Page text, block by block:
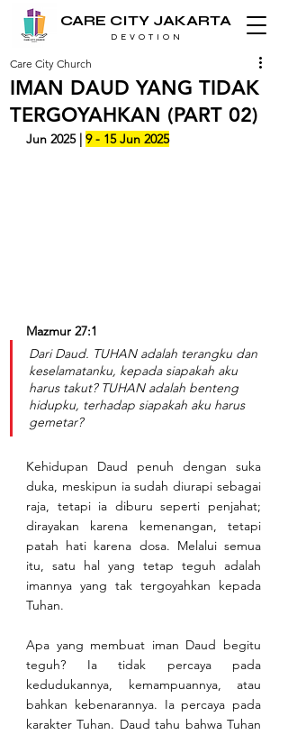
CARE CITY JAKARTA
D E V O T I O N
IMAN DAUD YANG TIDAK
TERGOYAHKAN (PART 02)
Care City Church
Jun 2025 | 9 - 15 Jun 2025
Mazmur 27:1
Dari Daud. TUHAN adalah terangku dan
keselamatanku, kepada siapakah aku
harus takut? TUHAN adalah benteng
hidupku, terhadap siapakah aku harus
gemetar?
Kehidupan Daud penuh dengan suka
duka, meskipun ia sudah diurapi sebagai
raja, tetapi ia diburu seperti penjahat;
dirayakan karena kemenangan, tetapi
patah hati karena dosa. Melalui semua
itu, satu hal yang tetap teguh adalah
imannya yang tak tergoyahkan kepada
Tuhan.
Apa yang membuat iman Daud begitu
teguh? Ia tidak percaya pada
kedudukannya, kemampuannya, atau
bahkan kebenarannya. Ia percaya pada
karakter Tuhan. Daud tahu bahwa Tuhan